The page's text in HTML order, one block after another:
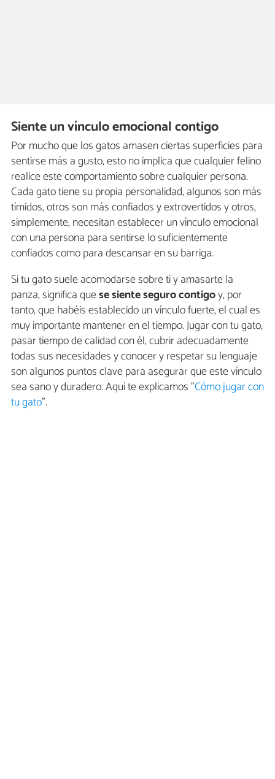
Siente un vínculo emocional contigo
Por mucho que los gatos amasen ciertas superficies para
sentirse más a gusto, esto no implica que cualquier felino
realice este comportamiento sobre cualquier persona.
Cada gato tiene su propia personalidad, algunos son más
tímidos, otros son más confiados y extrovertidos y otros,
simplemente, necesitan establecer un vínculo emocional
con una persona para sentirse lo suficientemente
confiados como para descansar en su barriga.
Si tu gato suele acomodarse sobre ti y amasarte la
panza, significa quese siente seguro contigoy, por
tanto, que habéis establecido un vínculo fuerte, el cual es
muy importante mantener en el tiempo. Jugar con tu gato,
pasar tiempo de calidad con él, cubrir adecuadamente
todas sus necesidades y conocer y respetar su lenguaje
son algunos puntos clave para asegurar que este vínculo
sea sano y duradero. Aquí te explicamos "Cómo jugar con
tu gato".